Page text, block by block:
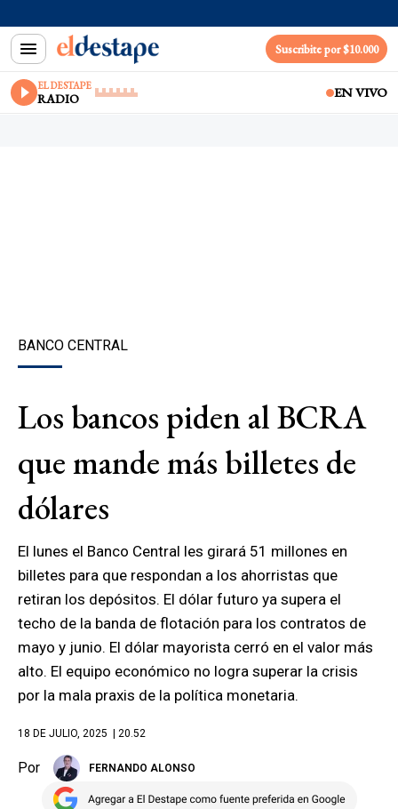
Suscribite por $10.000
EL DESTAPE
RADIO EN VIVO
BANCO CENTRAL
Los bancos piden al BCRA
que mande más billetes de
dólares
El lunes el Banco Central les girará 51 millones en
billetes para que respondan a los ahorristas que
retiran los depósitos. El dólar futuro ya supera el
techo de la banda de flotación para los contratos de
mayo y junio. El dólar mayorista cerró en el valor más
alto. El equipo económico no logra superar la crisis
por la mala praxis de la política monetaria.
18 DE JULIO, 2025 | 20.52
Por FERNANDO ALONSO